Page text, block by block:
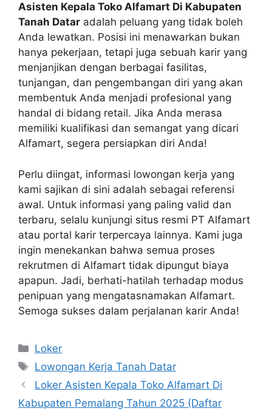
Asisten Kepala Toko Alfamart Di Kabupaten
Tanah Datar adalah peluang yang tidak boleh
Anda lewatkan. Posisi ini menawarkan bukan
hanya pekerjaan, tetapi juga sebuah karir yang
menjanjikan dengan berbagai fasilitas,
tunjangan, dan pengembangan diri yang akan
membentuk Anda menjadi profesional yang
handal di bidang retail. Jika Anda merasa
memiliki kualifikasi dan semangat yang dicari
Alfamart, segera persiapkan diri Anda!
Perlu diingat, informasi lowongan kerja yang
kami sajikan di sini adalah sebagai referensi
awal. Untuk informasi yang paling valid dan
terbaru, selalu kunjungi situs resmi PT Alfamart
atau portal karir terpercaya lainnya. Kami juga
ingin menekankan bahwa semua proses
rekrutmen di Alfamart tidak dipungut biaya
apapun. Jadi, berhati-hatilah terhadap modus
penipuan yang mengatasnamakan Alfamart.
Semoga sukses dalam perjalanan karir Anda!
Kategori
Loker
Tag
Lowongan Kerja Tanah Datar
Loker Asisten Kepala Toko Alfamart Di
Kabupaten Pemalang Tahun 2025 (Daftar